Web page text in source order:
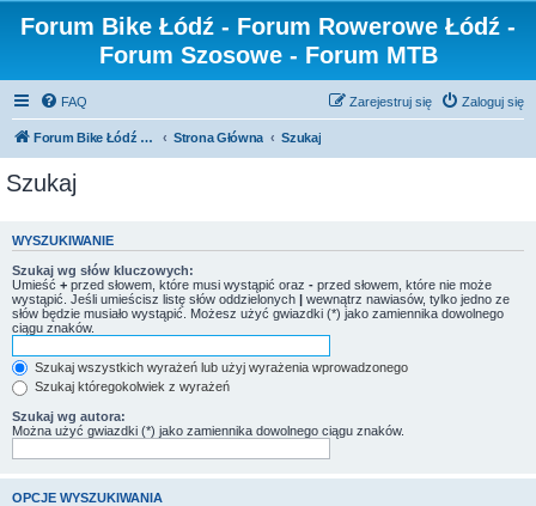
Forum Bike Łódź - Forum Rowerowe Łódź -
Forum Szosowe - Forum MTB
FAQ Zaloguj się
Zarejestruj się
Forum Bike Łódź - Forum Rowerowe Łódź - Forum Szosowe - Forum MTB Strona Główna Szukaj
Szukaj
WYSZUKIWANIE
Szukaj wg słów kluczowych:
Umieść + przed słowem, które musi wystąpić oraz - przed słowem, które nie może
wystąpić. Jeśli umieścisz listę słów oddzielonych | wewnątrz nawiasów, tylko jedno ze
słów będzie musiało wystąpić. Możesz użyć gwiazdki (*) jako zamiennika dowolnego
ciągu znaków.
Szukaj wszystkich wyrażeń lub użyj wyrażenia wprowadzonego
Szukaj któregokolwiek z wyrażeń
Szukaj wg autora:
Można użyć gwiazdki (*) jako zamiennika dowolnego ciągu znaków.
OPCJE WYSZUKIWANIA